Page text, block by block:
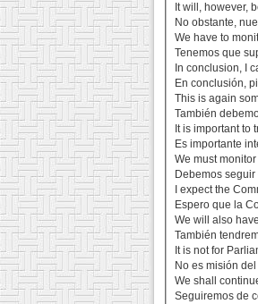
It will, however,
No obstante,
We have to
Tenemos que
In conclusion, I
En conclusión,
This is again
También
It is important to
Es importante
We must
Debemos
I expect the
Espero que la
We will also
También
It is not for
No es misión
We shall
Seguiremos de